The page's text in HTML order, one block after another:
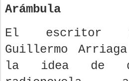
Arámbula
El escritor
Guillermo
la idea de